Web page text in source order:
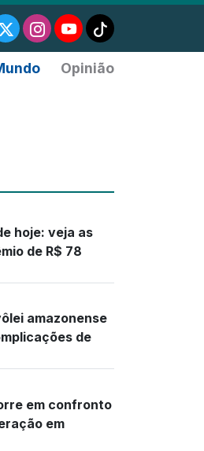
Opinião
hoje: veja as
de R$ 78
amazonense
de
em confronto
em